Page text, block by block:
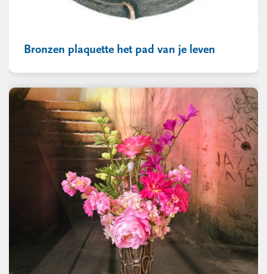
Bronzen plaquette het pad van je leven